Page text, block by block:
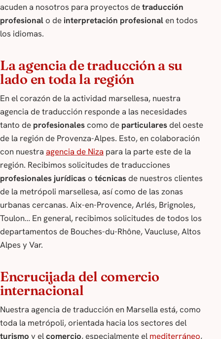
acuden a nosotros para proyectos detraducción
profesionalo de interpretación profesionalen todos
los idiomas.
La agencia de traducción a su
lado en toda la región
En el corazón de la actividad marsellesa, nuestra
agencia de traducción responde a las necesidades
tanto de profesionalescomo de particularesdel oeste
de la región de Provenza-Alpes. Esto, en colaboración
con nuestra agencia de Niza para la parte este de la
región. Recibimos solicitudes de traducciones
profesionales jurídicaso técnicasde nuestros clientes
de la metrópoli marsellesa, así como de las zonas
urbanas cercanas. Aix-en-Provence, Arlés, Brignoles,
Toulon… En general, recibimos solicitudes de todos los
departamentos de Bouches-du-Rhône, Vaucluse, Altos
Alpes y Var.
Encrucijada del comercio
internacional
Nuestra agencia de traducción en Marsella está, como
toda la metrópoli, orientada hacia los sectores del
turismo y elcomercio, especialmente el mediterráneo,